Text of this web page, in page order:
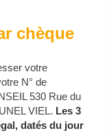
chèque
votre
N° de
530 Rue du
VIEL. Les 3
datés du jour